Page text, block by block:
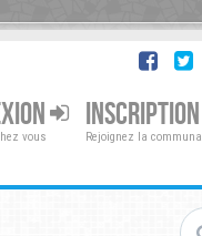
vous
INSCRIPTION
Rejoignez la